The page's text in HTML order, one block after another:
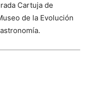
Cartuja de
de la Evolución